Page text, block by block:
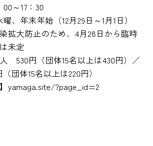
00～17：30
曜、年末年始（12月29日～1月1日）
拡大防止のため、4月28日から臨時
未定
人 530円（団体15名以上は430円）／
団体15名以上は220円）
yamaga.site/?page_id=2